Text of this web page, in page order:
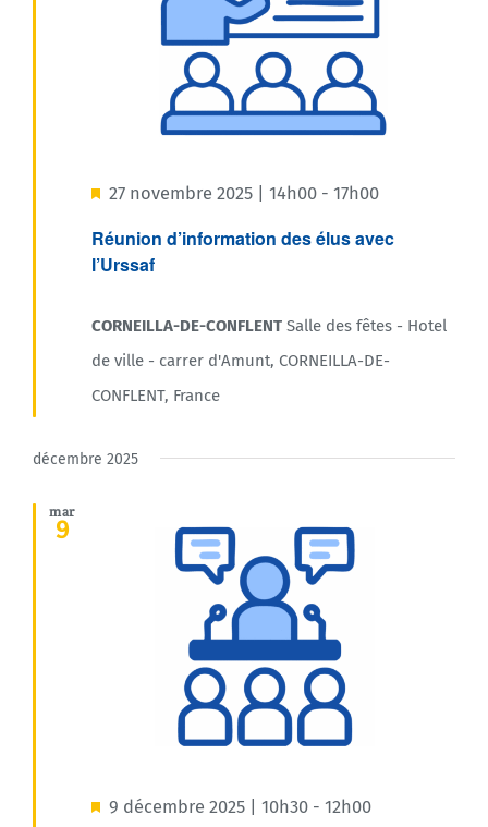
Réunion d’information des élus avec
l’Urssaf
Mis
en
avant
27 novembre 2025 | 14h00 - 17h00
CORNEILLA-DE-CONFLENT Salle des fêtes - Hotel
de ville - carrer d'Amunt, CORNEILLA-DE-
CONFLENT, France
décembre 2025
mar
9
Mis
9 décembre 2025 | 10h30 - 12h00